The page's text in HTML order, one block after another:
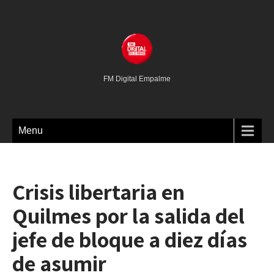
FM Digital Empalme
Menu
Crisis libertaria en
Quilmes por la salida del
jefe de bloque a diez días
de asumir